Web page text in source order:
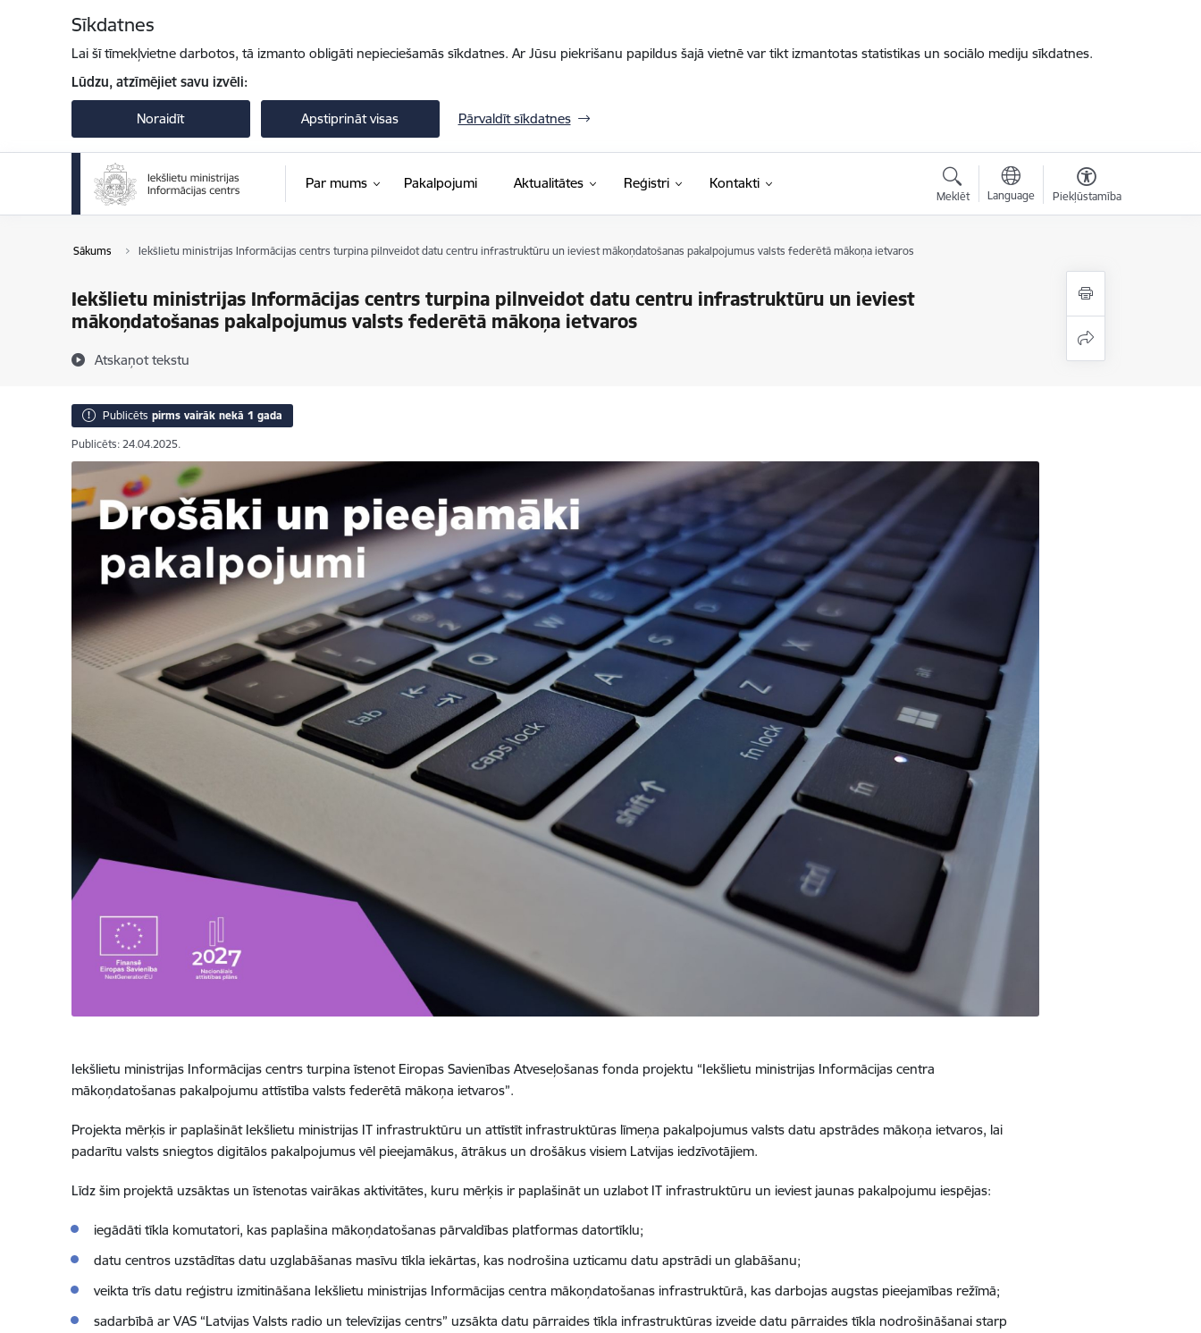
Sīkdatnes
Lai šī tīmekļvietne darbotos, tā izmanto obligāti nepieciešamās sīkdatnes. Ar Jūsu piekrišanu papildus šajā vietnē var tikt izmantotas statistikas un sociālo mediju sīkdatnes.
Lūdzu, atzīmējiet savu izvēli:
Noraidīt Apstiprināt visas Pārvaldīt sīkdatnes
Par mums Pakalpojumi Aktualitātes Reģistri Kontakti
Meklēt Language Piekļūstamība
Sākums Iekšlietu ministrijas Informācijas centrs turpina pilnveidot datu centru infrastruktūru un ieviest mākoņdatošanas pakalpojumus valsts federētā mākoņa ietvaros
Iekšlietu ministrijas Informācijas centrs turpina pilnveidot datu centru infrastruktūru un ieviest
mākoņdatošanas pakalpojumus valsts federētā mākoņa ietvaros
Atskaņot tekstu
Publicēts pirms vairāk nekā 1 gada
Publicēts: 24.04.2025.
Iekšlietu ministrijas Informācijas centrs turpina īstenot Eiropas Savienības Atveseļošanas fonda projektu “Iekšlietu ministrijas Informācijas centra
mākoņdatošanas pakalpojumu attīstība valsts federētā mākoņa ietvaros”.
Projekta mērķis ir paplašināt Iekšlietu ministrijas IT infrastruktūru un attīstīt infrastruktūras līmeņa pakalpojumus valsts datu apstrādes mākoņa ietvaros, lai
padarītu valsts sniegtos digitālos pakalpojumus vēl pieejamākus, ātrākus un drošākus visiem Latvijas iedzīvotājiem.
Līdz šim projektā uzsāktas un īstenotas vairākas aktivitātes, kuru mērķis ir paplašināt un uzlabot IT infrastruktūru un ieviest jaunas pakalpojumu iespējas:
iegādāti tīkla komutatori, kas paplašina mākoņdatošanas pārvaldības platformas datortīklu;
datu centros uzstādītas datu uzglabāšanas masīvu tīkla iekārtas, kas nodrošina uzticamu datu apstrādi un glabāšanu;
veikta trīs datu reģistru izmitināšana Iekšlietu ministrijas Informācijas centra mākoņdatošanas infrastruktūrā, kas darbojas augstas pieejamības režīmā;
sadarbībā ar VAS “Latvijas Valsts radio un televīzijas centrs” uzsākta datu pārraides tīkla infrastruktūras izveide datu pārraides tīkla nodrošināšanai starp